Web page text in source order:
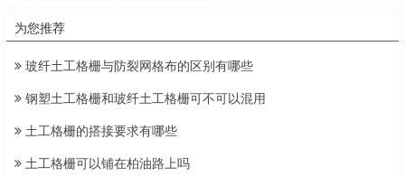
为您推荐
玻纤土工格栅与防裂网格布的区别有哪些
钢塑土工格栅和玻纤土工格栅可不可以混用
土工格栅的搭接要求有哪些
土工格栅可以铺在柏油路上吗